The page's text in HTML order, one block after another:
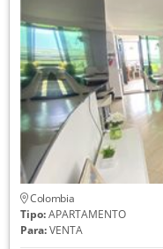
Colombia
Tipo:APARTAMENTO
Para:VENTA